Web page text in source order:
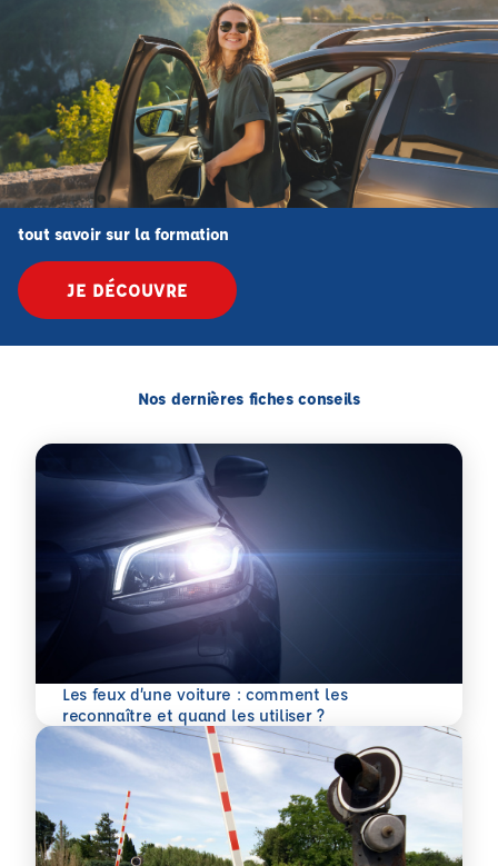
tout savoir sur la formation
JE DÉCOUVRE
Nos dernières fiches conseils
Les feux d’une voiture : comment les
reconnaître et quand les utiliser ?
En savoir plus